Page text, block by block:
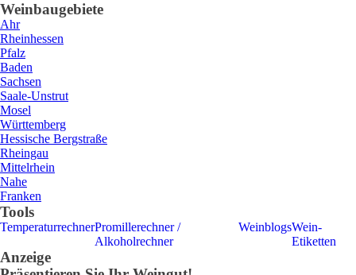
Weinbaugebiete
Ahr
Rheinhessen
Pfalz
Baden
Sachsen
Saale-Unstrut
Mosel
Württemberg
Hessische Bergstraße
Rheingau
Mittelrhein
Nahe
Franken
Tools
TemperaturrechnerPromillerechner /
Alkoholrechner
WeinblogsWein-
Etiketten
Anzeige